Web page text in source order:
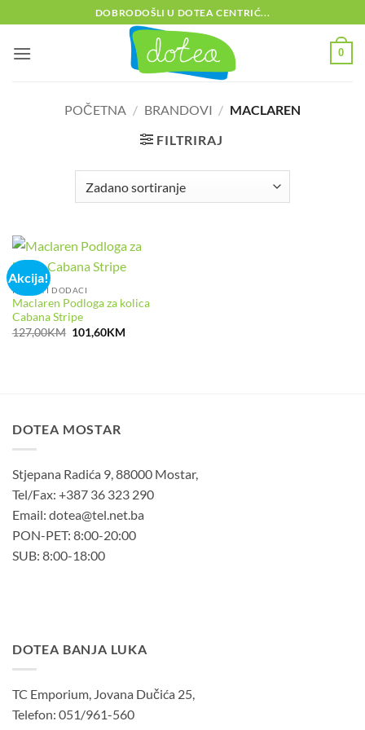
to
content
DOBRODOŠLI U DOTEA CENTRIĆ...
0
POČETNA / BRANDOVI / MACLAREN
FILTRIRAJ
Akcija!
KOLICA I DODACI
Maclaren Podloga za kolica
Cabana Stripe
127,00KM Izvorna
cijena
101,60KMTrenutna
DOTEA MOSTAR
Stjepana Radića 9, 88000 Mostar,
Tel/Fax: +387 36 323 290
Email: dotea@tel.net.ba
PON-PET: 8:00-20:00
SUB: 8:00-18:00
DOTEA BANJA LUKA
TC Emporium, Jovana Dučića 25,
Telefon: 051/961-560